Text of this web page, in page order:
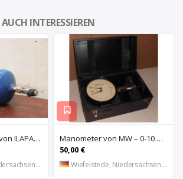
INTERESSIEREN
Druckluftbehälter von ILAPAK – 2,5 Liter
DE
Manometer von MW – 0-10 bar
50,00 €
Wiefelstede, Niedersachsen, DE